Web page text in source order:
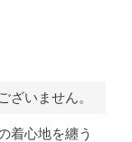
ざいません。
着心地を纏う